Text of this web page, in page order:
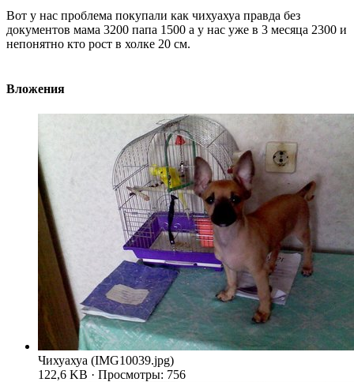
Вот у нас проблема покупали как чихуахуа правда без
документов мама 3200 папа 1500 а у нас уже в 3 месяца 2300 и
непонятно кто рост в холке 20 см.
Вложения
Чихуахуа (IMG10039.jpg)
122,6 KB · Просмотры: 756